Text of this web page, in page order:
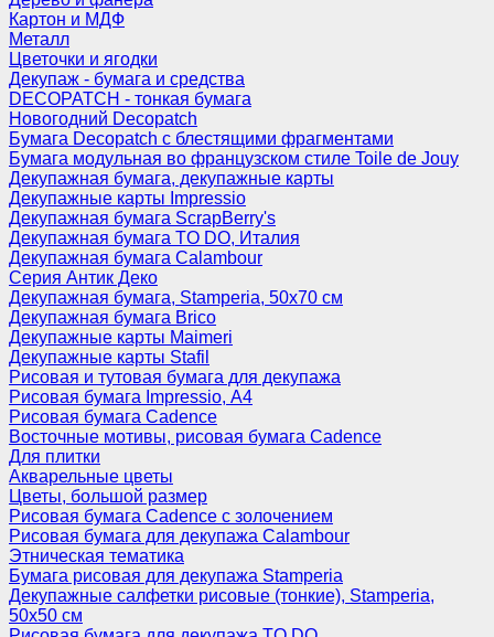
Картон и МДФ
Металл
Цветочки и ягодки
Декупаж - бумага и средства
DECOPATCH - тонкая бумага
Новогодний Decopatch
Бумага Decopatch с блестящими фрагментами
Бумага модульная во французском стиле Toile de Jouy
Декупажная бумага, декупажные карты
Декупажные карты Impressio
Декупажная бумага ScrapBerry's
Декупажная бумага TO DO, Италия
Декупажная бумага Calambour
Серия Антик Деко
Декупажная бумага, Stamperia, 50х70 см
Декупажная бумага Brico
Декупажные карты Maimeri
Декупажные карты Stafil
Рисовая и тутовая бумага для декупажа
Рисовая бумага Impressio, А4
Рисовая бумага Cadence
Восточные мотивы, рисовая бумага Cadence
Для плитки
Акварельные цветы
Цветы, большой размер
Рисовая бумага Cadence c золочением
Рисовая бумага для декупажа Calambour
Этническая тематика
Бумага рисовая для декупажа Stamperia
Декупажные салфетки рисовые (тонкие), Stamperia,
50х50 см